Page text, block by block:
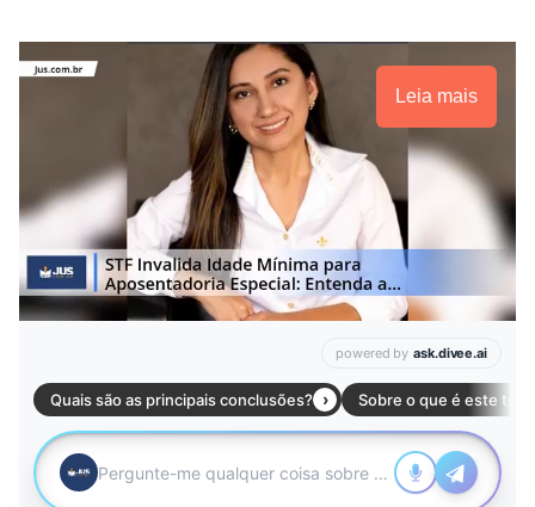
Leia mais